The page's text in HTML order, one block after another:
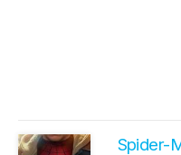
Spider-